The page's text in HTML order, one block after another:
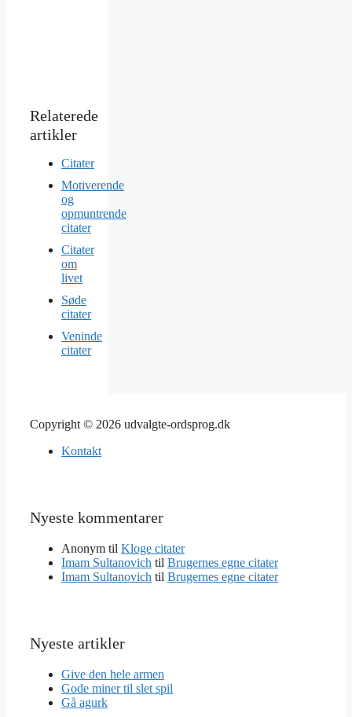
Citater
Motiverende
og
opmuntrende
citater
Citater
om
livet
Søde
citater
Veninde
citater
Copyright © 2026 udvalgte-ordsprog.dk
Kontakt
Nyeste kommentarer
Anonym til Kloge citater
Imam Sultanovich til Brugernes egne citater
Imam Sultanovich til Brugernes egne citater
Nyeste artikler
Give den hele armen
Gode miner til slet spil
Gå agurk